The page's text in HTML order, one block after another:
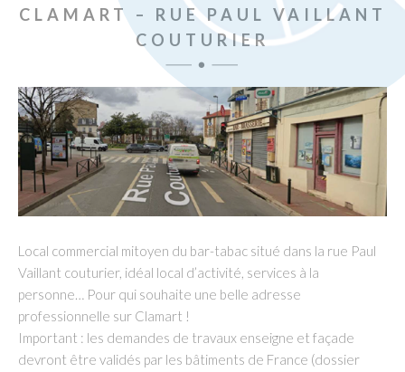
CLAMART – RUE PAUL VAILLANT
COUTURIER
Local commercial mitoyen du bar-tabac situé dans la rue Paul
Vaillant couturier, idéal local d’activité, services à la
personne… Pour qui souhaite une belle adresse
professionnelle sur Clamart !
Important : les demandes de travaux enseigne et façade
devront être validés par les bâtiments de France (dossier